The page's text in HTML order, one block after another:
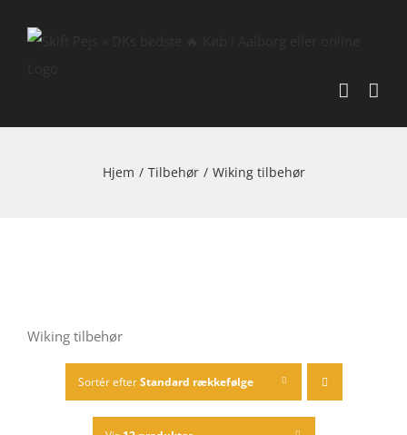
Hjem / Tilbehør / Wiking tilbehør
Wiking tilbehør
Sortér efterStandard rækkefølge